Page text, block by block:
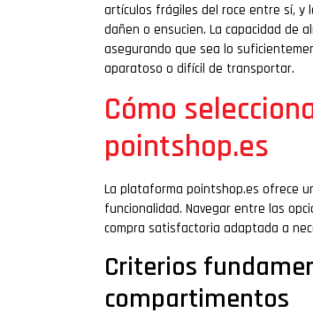
artículos frágiles del roce entre sí, y
dañen o ensucien. La capacidad de
asegurando que sea lo
aparatoso o difícil de transportar.
Cómo
pointshop.es
La plataforma pointshop.es ofrece
funcionalidad. Navegar entre las
compra satisfactoria adaptada a
Criterios
compartimentos